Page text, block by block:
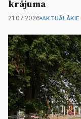
krājuma
21.07.2026 AKTUĀLĀKIE